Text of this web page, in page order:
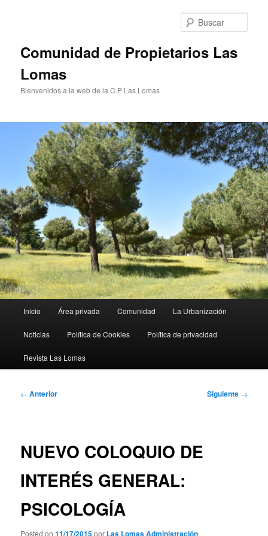
Comunidad de Propietarios Las
Lomas
Bienvenidos a la web de la C.P Las Lomas
Inicio Área privada Comunidad La Urbanización
Noticias Política de Cookies Política de privacidad
Revista Las Lomas
Navegación
← Anterior Siguiente →
NUEVO COLOQUIO DE
INTERÉS GENERAL:
PSICOLOGÍA
Posted on por